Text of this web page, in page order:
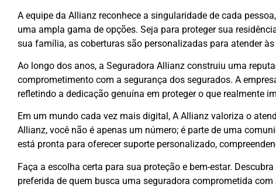
A equipe da Allianz reconhece a singularidade de cada
uma ampla gama de opções. Seja para proteger sua
sua família, as coberturas são personalizadas para atender
Ao longo dos anos, a Seguradora Allianz construiu uma
comprometimento com a segurança dos segurados. A
refletindo a dedicação genuína em proteger o que realmente
Em um mundo cada vez mais digital, A Allianz valoriza o
Allianz, você não é apenas um número; é parte de uma
está pronta para oferecer suporte personalizado,
Faça a escolha certa para sua proteção e bem-estar.
preferida de quem busca uma seguradora comprometida com